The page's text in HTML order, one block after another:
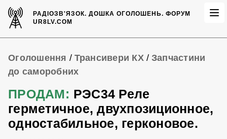
РАДІОЗВ'ЯЗОК.ДОШКА ОГОЛОШЕНЬ. ФОРУМ
UR8LV.COM
Оголошення / Трансивери КХ/ Запчастини
до саморобних
ПРОДАМ: РЭС34 Реле
герметичное, двухпозиционное,
одностабильное, герконовое.